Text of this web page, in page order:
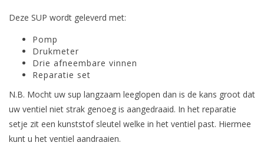
Deze SUP wordt geleverd met:
Pomp
Drukmeter
Drie afneembare vinnen
Reparatie set
N.B. Mocht uw sup langzaam leeglopen dan is de kans groot dat
uw ventiel niet strak genoeg is aangedraaid. In het reparatie
setje zit een kunststof sleutel welke in het ventiel past. Hiermee
kunt u het ventiel aandraaien.